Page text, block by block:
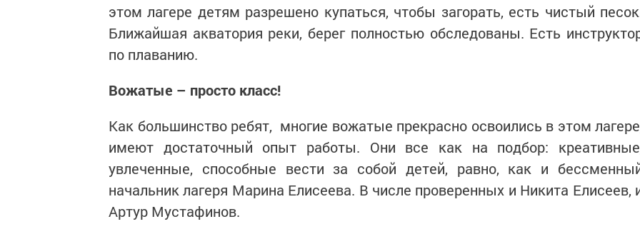
этом лагере детям разрешено купаться, чтобы загорать, есть чистый
Ближайшая акватория реки, берег полностью обследованы. Есть
по плаванию.
Вожатые – просто класс!
Как большинство ребят, многие вожатые прекрасно освоились в этом
имеют достаточный опыт работы. Они все как на подбор:
увлеченные, способные вести за собой детей, равно, как и
начальник лагеря Марина Елисеева. В числе проверенных и Никита Елисеев,
Артур Мустафинов.